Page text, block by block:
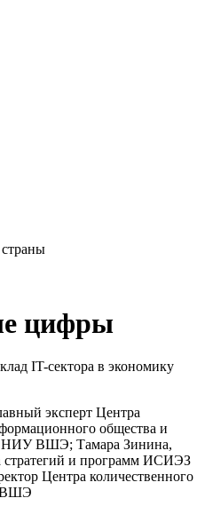
цифры
IT-сектора в экономику
эксперт Центра
общества и
ВШЭ; Тамара Зинина,
стратегий и программ ИСИЭЗ
Центра количественного
ВШЭ